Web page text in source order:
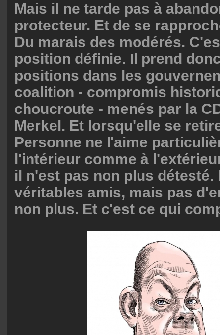
Mais il ne tarde pas à
protecteur. Et de se
Du marais des modérés.
position définie. Il prend
positions dans les
coalition - compromis
choucroute - menés par la
Merkel. Et lorsqu'elle se
Personne ne l'aime
l'intérieur comme à
il n'est pas non plus détesté.
véritables amis, mais pas
non plus. Et c'est ce qui